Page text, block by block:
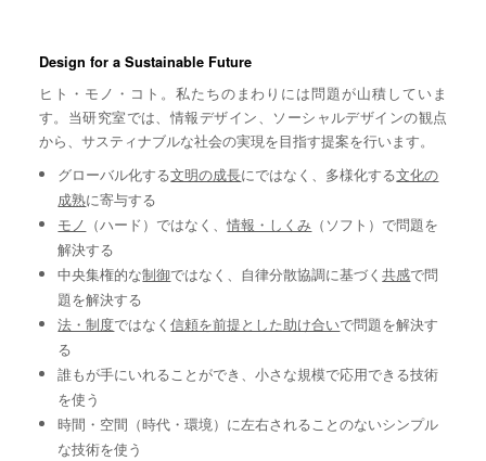
Design for a Sustainable Future
ヒト・モノ・コト。私たちのまわりには問題が山積していま
す。当研究室では、情報デザイン、ソーシャルデザインの観点
から、サスティナブルな社会の実現を目指す提案を行います。
グローバル化する文明の成長にではなく、多様化する文化の
成熟に寄与する
モノ （ハード）ではなく、情報・しくみ （ソフト）で問題を
解決する
中央集権的な制御ではなく、自律分散協調に基づく共感で問
題を解決する
法・制度ではなく信頼を前提とした助け合いで問題を解決す
る
誰もが手にいれることができ、小さな規模で応用できる技術
を使う
時間・空間（時代・環境）に左右されることのないシンプル
な技術を使う